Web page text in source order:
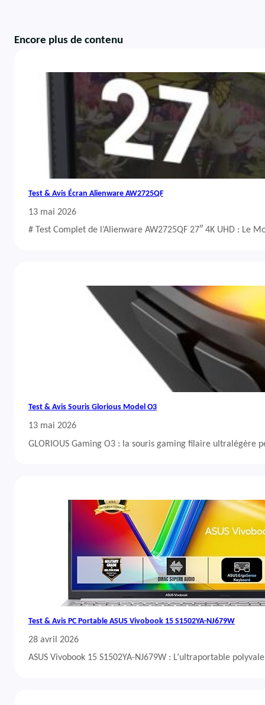
Encore plus de contenu
Test & Avis Écran Alienware AW2725QF
13 mai 2026
# Test Complet de l’Alienware AW2725QF 27″ 4K UHD : Le
Test & Avis Souris Glorious Model O3
13 mai 2026
GLORIOUS Gaming O3 : la souris gaming filaire ultralégère
Test & Avis PC Portable ASUS Vivobook 15 S1502YA-NJ679W
28 avril 2026
ASUS Vivobook 15 S1502YA-NJ679W : L’ultraportable